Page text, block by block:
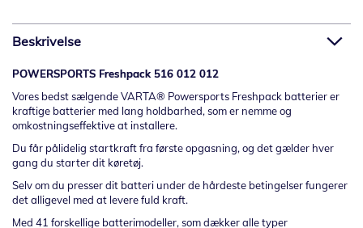
Beskrivelse
POWERSPORTS Freshpack 516 012 012
Vores bedst sælgende VARTA® Powersports Freshpack batterier er
kraftige batterier med lang holdbarhed, som er nemme og
omkostningseffektive at installere.
Du får pålidelig startkraft fra første opgasning, og det gælder hver
gang du starter dit køretøj.
Selv om du presser dit batteri under de hårdeste betingelser fungerer
det alligevel med at levere fuld kraft.
Med 41 forskellige batterimodeller, som dækker alle typer